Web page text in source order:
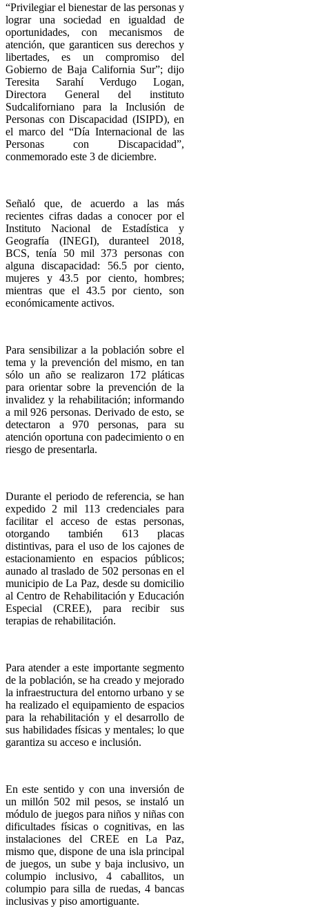
“Privilegiar el bienestar de las personas y
lograr una sociedad en igualdad de
oportunidades, con mecanismos de
atención, que garanticen sus derechos y
libertades, es un compromiso del
Gobierno de Baja California Sur”; dijo
Teresita Sarahí Verdugo Logan,
Directora General del instituto
Sudcaliforniano para la Inclusión de
Personas con Discapacidad (ISIPD), en
el marco del “Día Internacional de las
Personas con Discapacidad”,
conmemorado este 3 de diciembre.
Señaló que, de acuerdo a las más
recientes cifras dadas a conocer por el
Instituto Nacional de Estadística y
Geografía (INEGI), duranteel 2018,
BCS, tenía 50 mil 373 personas con
alguna discapacidad: 56.5 por ciento,
mujeres y 43.5 por ciento, hombres;
mientras que el 43.5 por ciento, son
económicamente activos.
Para sensibilizar a la población sobre el
tema y la prevención del mismo, en tan
sólo un año se realizaron 172 pláticas
para orientar sobre la prevención de la
invalidez y la rehabilitación; informando
a mil 926 personas. Derivado de esto, se
detectaron a 970 personas, para su
atención oportuna con padecimiento o en
riesgo de presentarla.
Durante el periodo de referencia, se han
expedido 2 mil 113 credenciales para
facilitar el acceso de estas personas,
otorgando también 613 placas
distintivas, para el uso de los cajones de
estacionamiento en espacios públicos;
aunado al traslado de 502 personas en el
municipio de La Paz, desde su domicilio
al Centro de Rehabilitación y Educación
Especial (CREE), para recibir sus
terapias de rehabilitación.
Para atender a este importante segmento
de la población, se ha creado y mejorado
la infraestructura del entorno urbano y se
ha realizado el equipamiento de espacios
para la rehabilitación y el desarrollo de
sus habilidades físicas y mentales; lo que
garantiza su acceso e inclusión.
En este sentido y con una inversión de
un millón 502 mil pesos, se instaló un
módulo de juegos para niños y niñas con
dificultades físicas o cognitivas, en las
instalaciones del CREE en La Paz,
mismo que, dispone de una isla principal
de juegos, un sube y baja inclusivo, un
columpio inclusivo, 4 caballitos, un
columpio para silla de ruedas, 4 bancas
inclusivas y piso amortiguante.